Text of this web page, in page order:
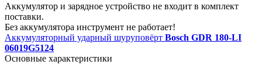
Аккумулятор и зарядное устройство не входит в комплект
поставки.
Без аккумулятора инструмент не работает!
Аккумуляторный ударный шуруповёрт Bosch GDR 180-LI
06019G5124
Основные характеристики